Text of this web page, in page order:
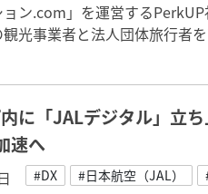
ョン.com」を運営する
光事業者と法人団体旅行者
に「JALデジタル」立
速へ
#DX #日本航空（JAL）